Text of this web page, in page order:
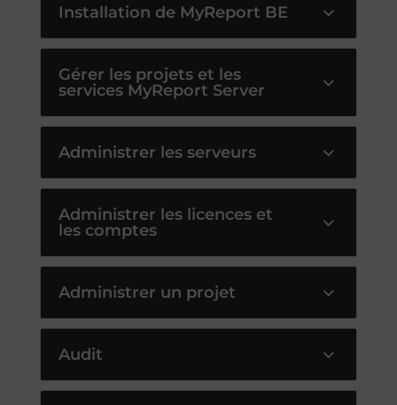
Installation de MyReport BE
Gérer les projets et les
services MyReport Server
Administrer les serveurs
Administrer les licences et
les comptes
Administrer un projet
Audit